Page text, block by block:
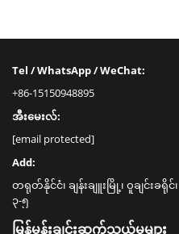
Tel / WhatsApp / WeChat:
+86-15150948895
အီးမေးလ်:
[email protected]
Add:
တရုတ်နိုင်ငံ၊ ချန်းချူးမြို့၊ ဝူချင်းခ
၃-၅
မြန်မှုန်းချင်းဆက်သွယ်မှုများ